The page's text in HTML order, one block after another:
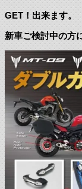
GET！出来ます。
新車ご検討中の方